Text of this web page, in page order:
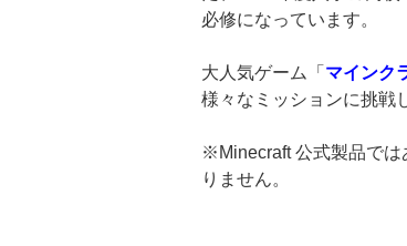
必修になっています。
大人気ゲーム「 マインク
様々なミッションに挑戦
※Minecraft 公式製品では
りません。